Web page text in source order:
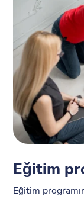
Eğitim
Eğitim